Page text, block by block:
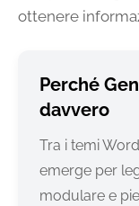
ottenere
Perché
davvero
Tra i temi
emerge per
modulare e